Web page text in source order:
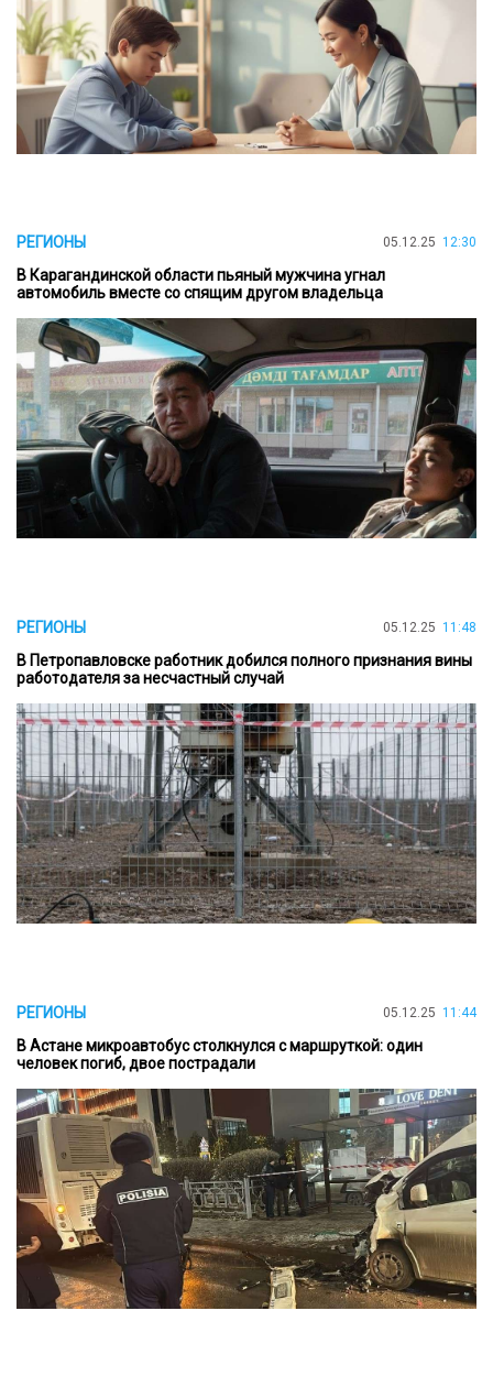
РЕГИОНЫ 05.12.25 12:30
В Карагандинской области пьяный мужчина угнал
автомобиль вместе со спящим другом владельца
РЕГИОНЫ 05.12.25 11:48
В Петропавловске работник добился полного признания вины
работодателя за несчастный случай
РЕГИОНЫ 05.12.25 11:44
В Астане микроавтобус столкнулся с маршруткой: один
человек погиб, двое пострадали